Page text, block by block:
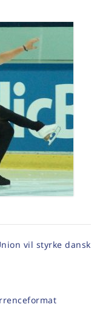
vil styrke dansk